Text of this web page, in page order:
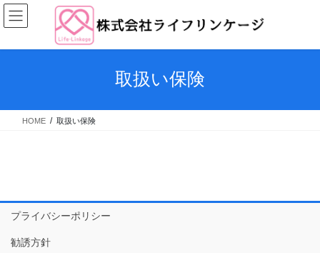
コ
ン
ン
キ
ナ
ビ
ー
に
取扱い保険
HOME 取扱い保険
プライバシーポリシー
勧誘方針